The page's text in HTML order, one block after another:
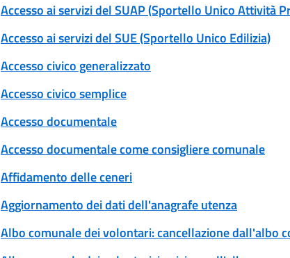
Accesso ai servizi del SUAP (Sportello Unico Attività
Accesso ai servizi del SUE (Sportello Unico Edilizia)
Accesso civico generalizzato
Accesso civico semplice
Accesso documentale
Accesso documentale come consigliere comunale
Affidamento delle ceneri
Aggiornamento dei dati dell'anagrafe utenza
Albo comunale dei volontari: cancellazione dall'albo